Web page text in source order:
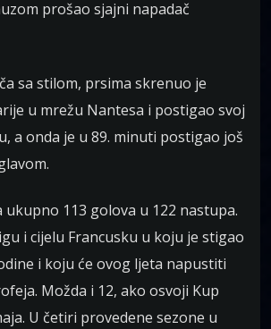
prošao sjajni napadač
sa stilom, prsima skrenuo je
u mrežu Nantesa i postigao svoj
a onda je u 89. minuti postigao još
ukupno 113 golova u 122 nastupa.
i cijelu Francusku u koju je stigao
i koju će ovog ljeta napustiti
Možda i 12, ako osvoji Kup
U četiri provedene sezone u